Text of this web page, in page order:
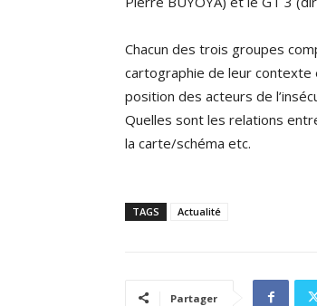
Chacun des trois groupes
cartographie de leur
position des acteurs de
Quelles sont les relations
la carte/schéma etc.
TAGS Actualité
Partager